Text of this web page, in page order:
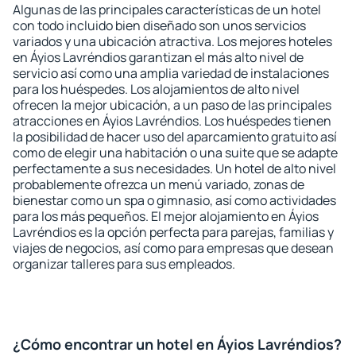
Algunas de las principales características de un hotel
con todo incluido bien diseñado son unos servicios
variados y una ubicación atractiva. Los mejores hoteles
en Áyios Lavréndios garantizan el más alto nivel de
servicio así como una amplia variedad de instalaciones
para los huéspedes. Los alojamientos de alto nivel
ofrecen la mejor ubicación, a un paso de las principales
atracciones en Áyios Lavréndios. Los huéspedes tienen
la posibilidad de hacer uso del aparcamiento gratuito así
como de elegir una habitación o una suite que se adapte
perfectamente a sus necesidades. Un hotel de alto nivel
probablemente ofrezca un menú variado, zonas de
bienestar como un spa o gimnasio, así como actividades
para los más pequeños. El mejor alojamiento en Áyios
Lavréndios es la opción perfecta para parejas, familias y
viajes de negocios, así como para empresas que desean
organizar talleres para sus empleados.
¿Cómo encontrar un hotel en Áyios Lavréndios?